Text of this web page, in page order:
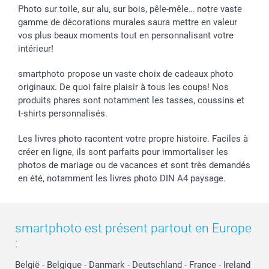
smartbonus
Photo sur toile, sur alu, sur bois, pêle-mêle… notre vaste
gamme de décorations murales saura mettre en valeur
vos plus beaux moments tout en personnalisant votre
intérieur!
smartphoto propose un vaste choix de cadeaux photo
originaux. De quoi faire plaisir à tous les coups! Nos
produits phares sont notamment les tasses, coussins et
t-shirts personnalisés.
Les livres photo racontent votre propre histoire. Faciles à
créer en ligne, ils sont parfaits pour immortaliser les
photos de mariage ou de vacances et sont très demandés
en été, notamment les livres photo DIN A4 paysage.
smartphoto est présent partout en Europe
:
België - Belgique - Danmark - Deutschland - France - Ireland